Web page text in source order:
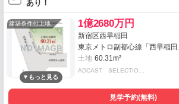
あり！
建築条件付土地 1億2680万円
新宿区西早稲田
東京メトロ副都心線「西早稲
土地 60.31m²
ADCAST SELECTIO…
見学予約(無料)